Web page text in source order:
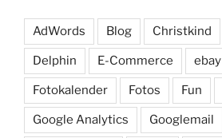
AdWords Blog Christkind
Delphin E-Commerce ebay
Fotokalender Fotos Fun
Google Analytics Googlemail